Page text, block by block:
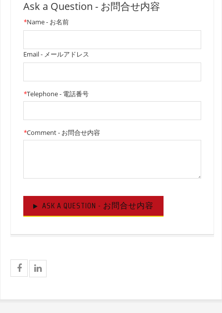
Ask a Question - お問合せ内容
*Name - お名前
Email - メールアドレス
*Telephone - 電話番号
*Comment - お問合せ内容
ASK A QUESTION - お問合せ内容